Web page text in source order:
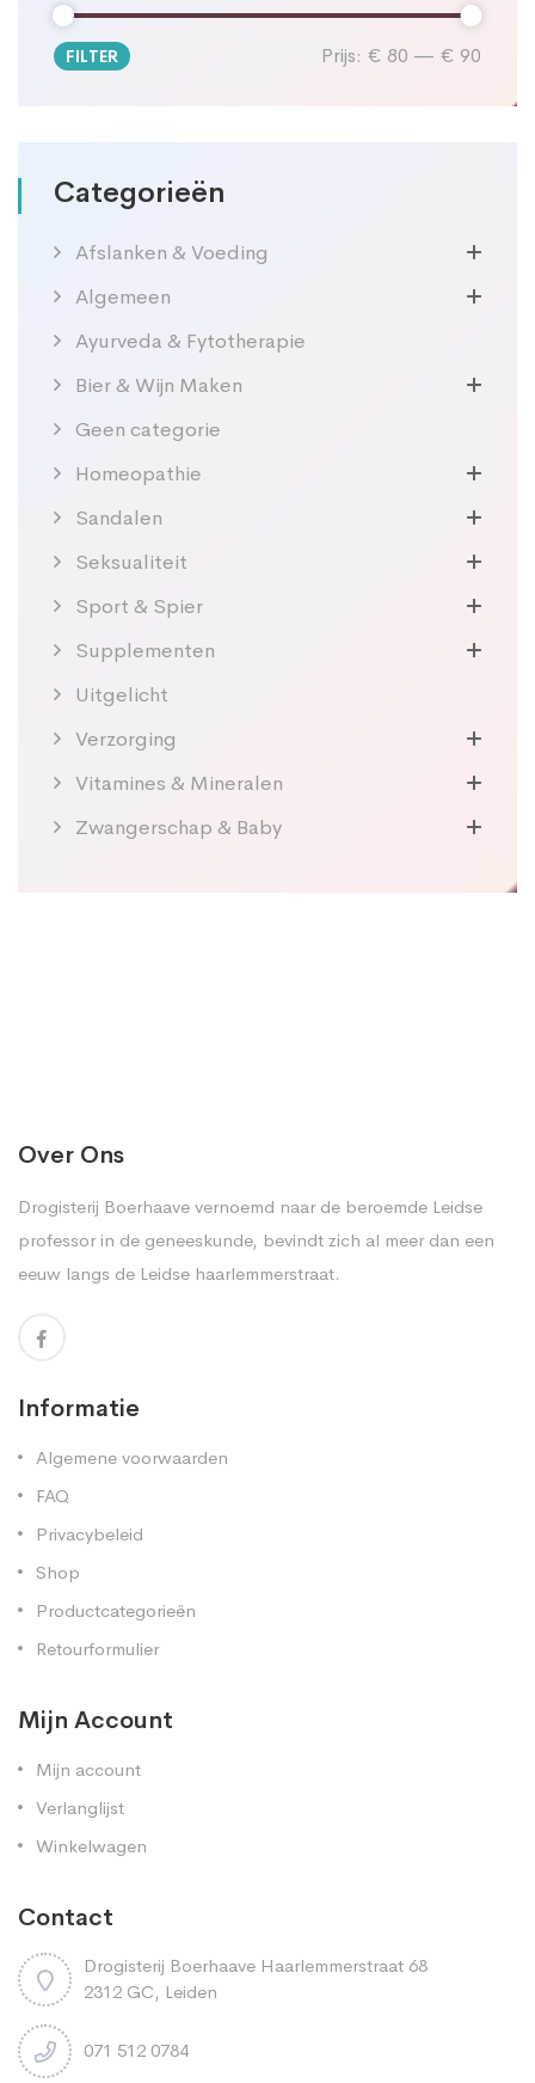
Min.
Max.
FILTER Prijs: € 80 — € 90
Categorieën
Afslanken & Voeding
Algemeen
Ayurveda & Fytotherapie
Bier & Wijn Maken
Geen categorie
Homeopathie
Sandalen
Seksualiteit
Sport & Spier
Supplementen
Uitgelicht
Verzorging
Vitamines & Mineralen
Zwangerschap & Baby
Over Ons
Drogisterij Boerhaave vernoemd naar de beroemde Leidse
professor in de geneeskunde, bevindt zich al meer dan een
eeuw langs de Leidse haarlemmerstraat.
Informatie
Algemene voorwaarden
FAQ
Privacybeleid
Shop
Productcategorieën
Retourformulier
Mijn Account
Mijn account
Verlanglijst
Winkelwagen
Contact
Drogisterij Boerhaave Haarlemmerstraat 68
2312 GC, Leiden
071 512 0784